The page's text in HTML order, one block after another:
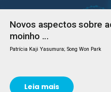
Novos aspectos sobre
moinho ...
Patrícia Kaji Yasumura; Song Won Park
Leia mais